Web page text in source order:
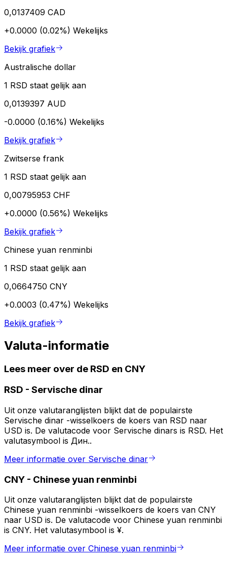
0,0137409 CAD
+0.0000 (0.02%) Wekelijks
Bekijk grafiek
Australische dollar
1 RSD staat gelijk aan
0,0139397 AUD
-0.0000 (0.16%) Wekelijks
Bekijk grafiek
Zwitserse frank
1 RSD staat gelijk aan
0,00795953 CHF
+0.0000 (0.56%) Wekelijks
Bekijk grafiek
Chinese yuan renminbi
1 RSD staat gelijk aan
0,0664750 CNY
+0.0003 (0.47%) Wekelijks
Bekijk grafiek
Valuta-informatie
Lees meer over de RSD en CNY
RSD - Servische dinar
Uit onze valutaranglijsten blijkt dat de populairste
Servische dinar -wisselkoers de koers van RSD naar
USD is. De valutacode voor Servische dinars is RSD. Het
valutasymbool is Дин..
Meer informatie over Servische dinar
CNY - Chinese yuan renminbi
Uit onze valutaranglijsten blijkt dat de populairste
Chinese yuan renminbi -wisselkoers de koers van CNY
naar USD is. De valutacode voor Chinese yuan renminbi
is CNY. Het valutasymbool is ¥.
Meer informatie over Chinese yuan renminbi